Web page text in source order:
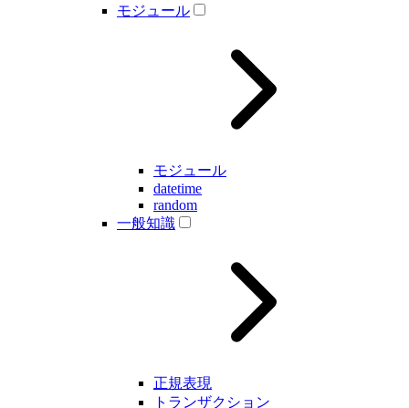
モジュール
モジュール
datetime
random
一般知識
正規表現
トランザクション